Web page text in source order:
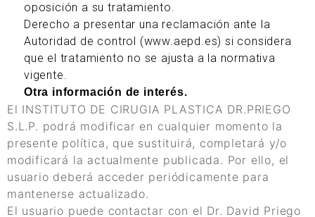
oposición a su tratamiento.
Derecho a presentar una reclamación ante la
Autoridad de control (www.aepd.es) si considera
que el tratamiento no se ajusta a la normativa
vigente.
Otra información de interés.
El INSTITUTO DE CIRUGIA PLASTICA DR.PRIEGO
S.L.P. podrá modificar en cualquier momento la
presente política, que sustituirá, completará y/o
modificará la actualmente publicada. Por ello, el
usuario deberá acceder periódicamente para
mantenerse actualizado.
El usuario puede contactar con el Dr. David Priego